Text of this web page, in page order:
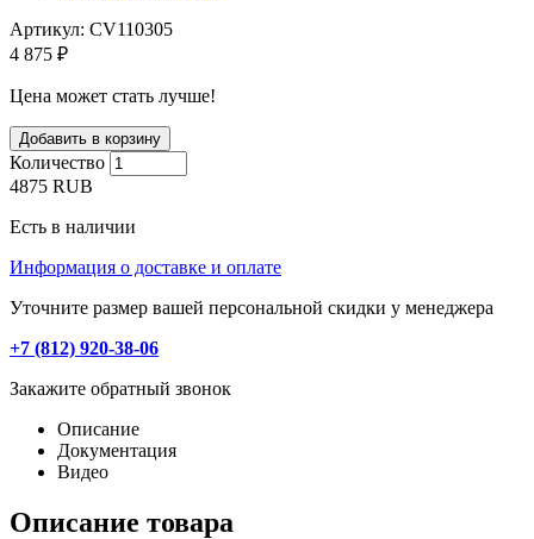
Артикул: CV110305
4 875 ₽
Цена может стать лучше!
Количество
4875 RUB
Есть в наличии
Информация о доставке и оплате
Уточните размер вашей персональной скидки у менеджера
+7 (812) 920-38-06
Закажите обратный звонок
Описание
Документация
Видео
Описание товара